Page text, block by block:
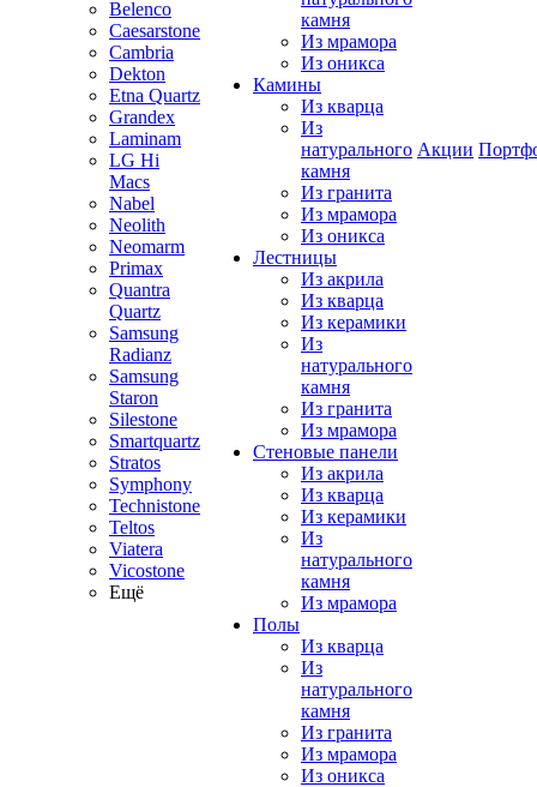
Belenco
Caesarstone
Cambria
Dekton
Etna Quartz
Grandex
Laminam
LG Hi
Macs
Nabel
Neolith
Neomarm
Primax
Quantra
Quartz
Samsung
Radianz
Samsung
Staron
Silestone
Smartquartz
Stratos
Symphony
Technistone
Teltos
Viatera
Vicostone
Ещё
камня
Из мрамора
Из оникса
Камины
Из кварца
Из
натурального
камня
Из гранита
Из мрамора
Из оникса
Лестницы
Из акрила
Из кварца
Из керамики
Из
натурального
камня
Из гранита
Из мрамора
Стеновые панели
Из акрила
Из кварца
Из керамики
Из
натурального
камня
Из мрамора
Полы
Из кварца
Из
натурального
камня
Из гранита
Из мрамора
Из оникса
Акции